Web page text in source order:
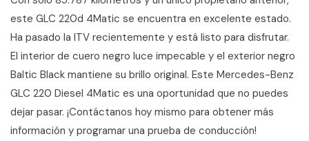
este GLC 220d 4Matic se encuentra en excelente estado.
Ha pasado la ITV recientemente y está listo para disfrutar.
El interior de cuero negro luce impecable y el exterior negro
Baltic Black mantiene su brillo original. Este Mercedes-Benz
GLC 220 Diesel 4Matic es una oportunidad que no puedes
dejar pasar. ¡Contáctanos hoy mismo para obtener más
información y programar una prueba de conducción!